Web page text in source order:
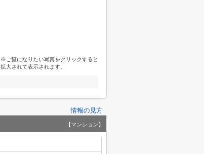
※ご覧になりたい写真をクリックすると
拡大されて表示されます。
情報の見方
【マンション】